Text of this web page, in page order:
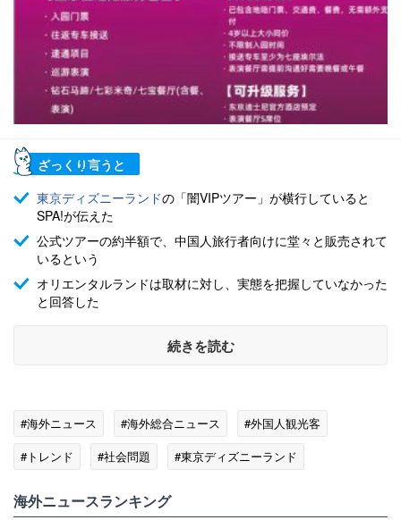
ざっくり言うと
東京ディズニーランドの「闇VIPツアー」が横行していると
SPA!が伝えた
公式ツアーの約半額で、中国人旅行者向けに堂々と販売されて
いるという
オリエンタルランドは取材に対し、実態を把握していなかった
と回答した
続きを読む
#海外ニュース #海外総合ニュース
#外国人観光客
#トレンド
#社会問題 #東京ディズニーランド
海外ニュースランキング